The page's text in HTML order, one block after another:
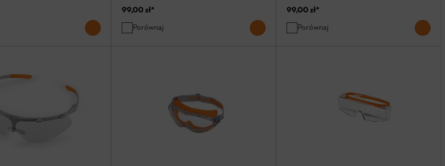
99,00 zł*
Porównaj
99,00 zł*
Porównaj